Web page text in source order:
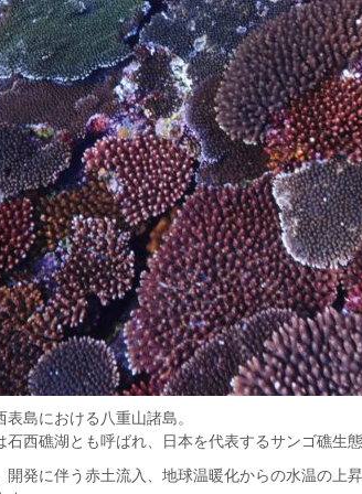
表島における八重山諸島。
石西礁湖とも呼ばれ、日本を代表するサンゴ礁生
開発に伴う赤土流入、地球温暖化からの水温の上